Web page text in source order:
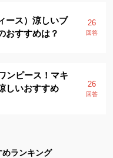
ース）涼しいブ
おすすめは？
26
回答
ンピース！マキ
しいおすすめ
26
回答
ランキング